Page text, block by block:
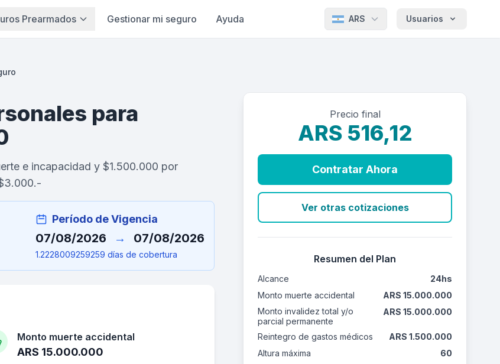
Prearmados Gestionar mi seguro Ayuda ARS Usuarios
para
e incapacidad y $1.500.000 por
Período de Vigencia
07/08/2026 → 07/08/2026
1.2228009259259 días de cobertura
Monto muerte accidental
ARS 15.000.000
Precio final
ARS 516,12
Contratar Ahora
Ver otras cotizaciones
Resumen del Plan
Alcance
24hs
Monto muerte accidental
ARS 15.000.000
Monto invalidez total y/o
parcial permanente
ARS 15.000.000
Reintegro de gastos médicos
ARS 1.500.000
Altura máxima
60